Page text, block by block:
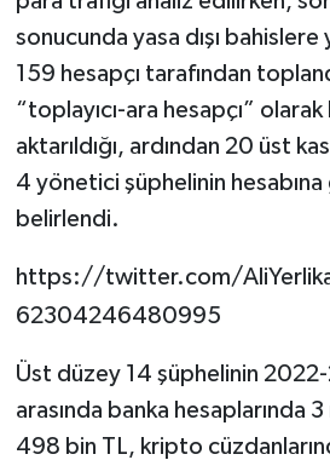
sonucunda yasa dışı bahislere
159 hesapçı tarafından
“toplayıcı-ara hesapçı”
aktarıldığı, ardından 20 üst
4 yönetici şüphelinin
belirlendi.
https://twitter.com/
62304246480995
Üst düzey 14 şüphelinin 2022-
arasında banka hesaplarında
498 bin TL, kripto